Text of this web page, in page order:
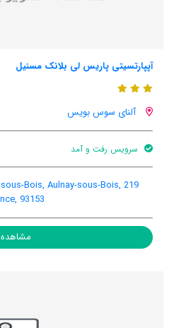
آپپارتسیتی پاریس لی بلانک مسنیل
آلنای سوس بویس
سرویس رفت و آمد
sous-Bois, Aulnay-sous-Bois,
93153
مشاهده